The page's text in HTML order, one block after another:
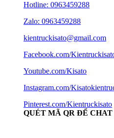
Hotline: 0963459288
Zalo: 0963459288
kientruckisato@gmail.com
Facebook.com/
Youtube.com/Kisato
Instagram.com/
Pinterest.com/Kientruckisato
QUÉT MÃ QR ĐỂ